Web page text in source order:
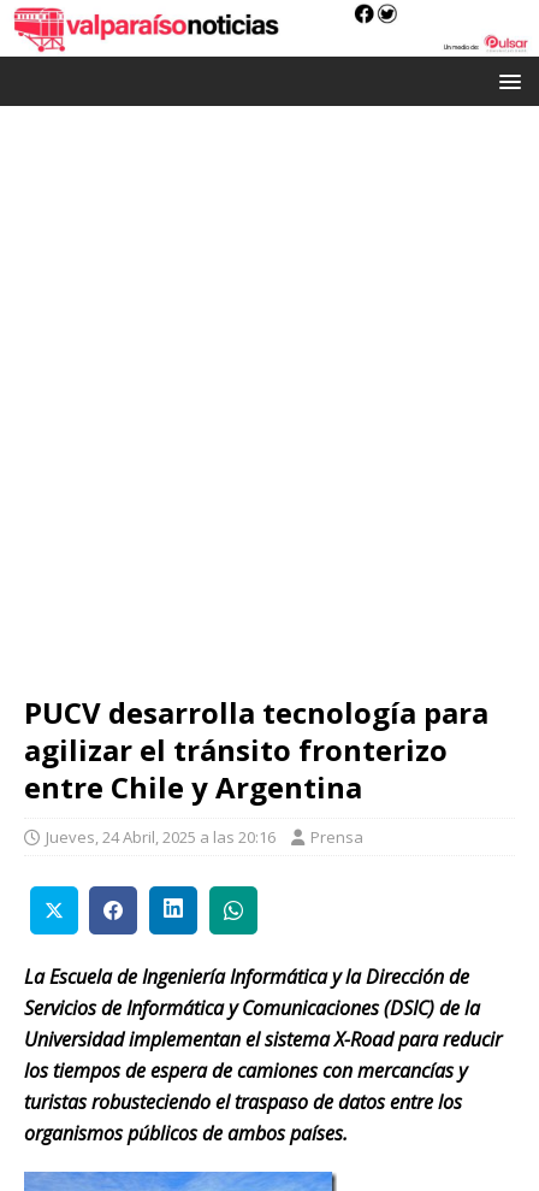
PUCV desarrolla tecnología para
agilizar el tránsito fronterizo
entre Chile y Argentina
Jueves, 24 Abril, 2025 a las 20:16 Prensa
La Escuela de Ingeniería Informática y la Dirección de
Servicios de Informática y Comunicaciones (DSIC) de la
Universidad implementan el sistema X-Road para reducir
los tiempos de espera de camiones con mercancías y
turistas robusteciendo el traspaso de datos entre los
organismos públicos de ambos países.